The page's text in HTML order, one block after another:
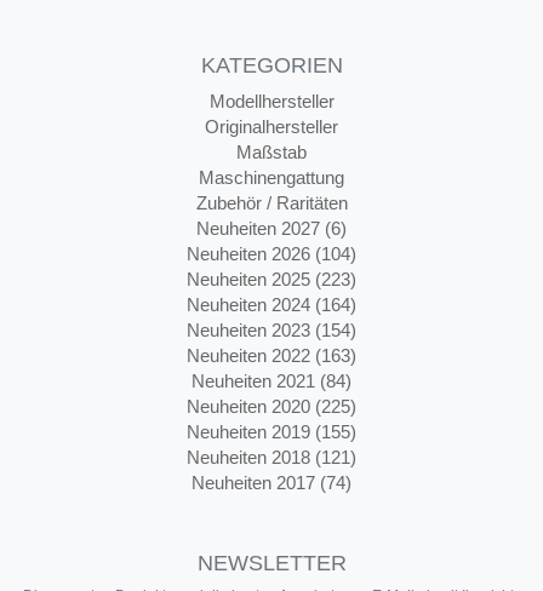
KATEGORIEN
Modellhersteller
Originalhersteller
Maßstab
Maschinengattung
Zubehör / Raritäten
Neuheiten 2027 (6)
Neuheiten 2026 (104)
Neuheiten 2025 (223)
Neuheiten 2024 (164)
Neuheiten 2023 (154)
Neuheiten 2022 (163)
Neuheiten 2021 (84)
Neuheiten 2020 (225)
Neuheiten 2019 (155)
Neuheiten 2018 (121)
Neuheiten 2017 (74)
NEWSLETTER